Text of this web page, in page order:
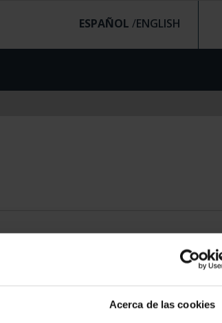
Acerca de las cookies
ESPAÑOL /